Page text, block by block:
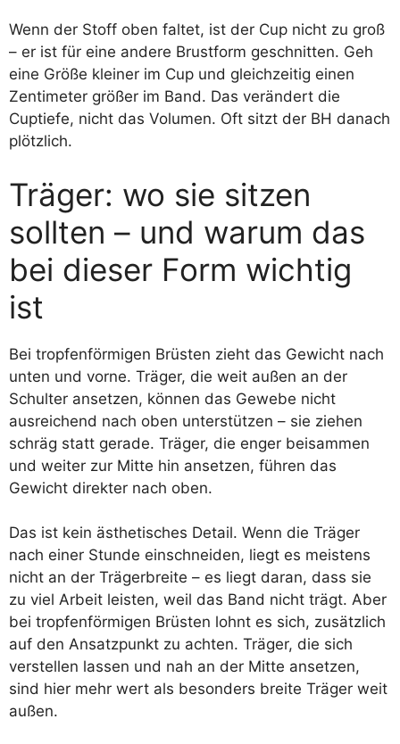
Wenn der Stoff oben faltet, ist der Cup nicht zu groß
– er ist für eine andere Brustform geschnitten. Geh
eine Größe kleiner im Cup und gleichzeitig einen
Zentimeter größer im Band. Das verändert die
Cuptiefe, nicht das Volumen. Oft sitzt der BH danach
plötzlich.
Träger: wo sie sitzen
sollten – und warum das
bei dieser Form wichtig
ist
Bei tropfenförmigen Brüsten zieht das Gewicht nach
unten und vorne. Träger, die weit außen an der
Schulter ansetzen, können das Gewebe nicht
ausreichend nach oben unterstützen – sie ziehen
schräg statt gerade. Träger, die enger beisammen
und weiter zur Mitte hin ansetzen, führen das
Gewicht direkter nach oben.
Das ist kein ästhetisches Detail. Wenn die Träger
nach einer Stunde einschneiden, liegt es meistens
nicht an der Trägerbreite – es liegt daran, dass sie
zu viel Arbeit leisten, weil das Band nicht trägt. Aber
bei tropfenförmigen Brüsten lohnt es sich, zusätzlich
auf den Ansatzpunkt zu achten. Träger, die sich
verstellen lassen und nah an der Mitte ansetzen,
sind hier mehr wert als besonders breite Träger weit
außen.